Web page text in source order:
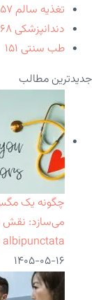
تغذیه سالم
دندانپزشکی ۶۸
طب سنتی ۱۵۱
جدیدترین مطالب
چگونه یک
می‌سازد: نقش
۱۴۰۵-۰۵-۱۶